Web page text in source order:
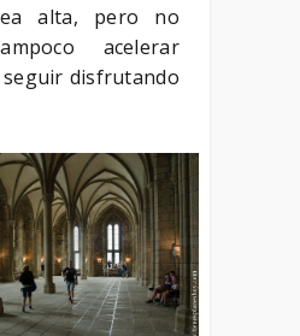
alta, pero no
acelerar
seguir disfrutando